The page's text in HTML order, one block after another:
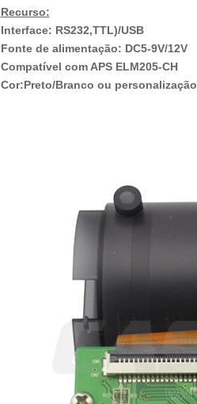
Recurso:
Interface: RS232,TTL)/USB
Fonte de alimentação: DC5-9V/12V
Compatível com APS ELM205-CH
Cor:Preto/Branco ou personalização